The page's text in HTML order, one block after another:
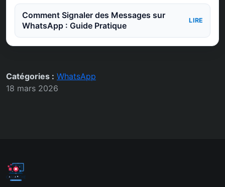
Comment Signaler des Messages sur
WhatsApp : Guide Pratique
LIRE
Catégories : WhatsApp
18 mars 2026